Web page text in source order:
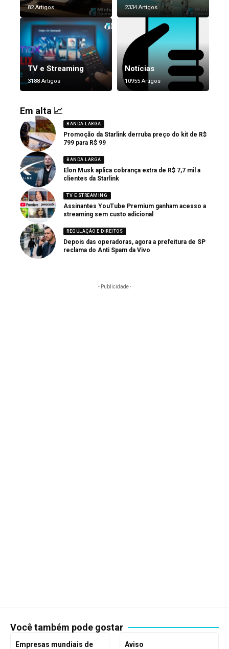
82 Artigos 2334 Artigos
TV e Streaming
3188 Artigos
Notícias
10955 Artigos
Em alta 📈
BANDA LARGA
Promoção da Starlink derruba preço do kit de R$
799 para R$ 99
BANDA LARGA
Elon Musk aplica cobrança extra de R$ 7,7 mil a
clientes da Starlink
TV E STREAMING
Assinantes YouTube Premium ganham acesso a
streaming sem custo adicional
REGULAÇÃO E DIREITOS
Depois das operadoras, agora a prefeitura de SP
reclama do Anti Spam da Vivo
- Publicidade -
Você também pode gostar
Empresas mundiais de
Aviso